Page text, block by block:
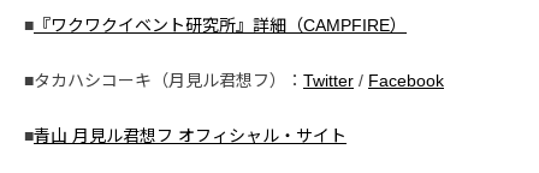
■ 『ワクワクイベント研究所』詳細（CAMPFIRE）
■タカハシコーキ（月見ル君想フ）： Twitter / Facebook
■青山 月見ル君想フ オフィシャル・サイト